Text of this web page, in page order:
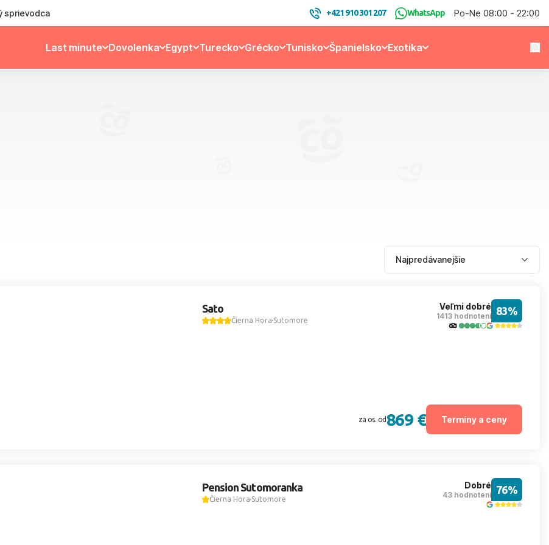
sprievodca +421 910 301 207 WhatsApp Po-Ne 08:00 - 22:00
Last minute Dovolenka Egypt Turecko Grécko Tunisko Španielsko Exotika
Sato
Čierna HoraSutomore
Veľmi dobré
1413 hodnotení 83%
za os. od 869 € Termíny a ceny
Pension Sutomoranka
Čierna HoraSutomore
Dobré
43 hodnotení 76%